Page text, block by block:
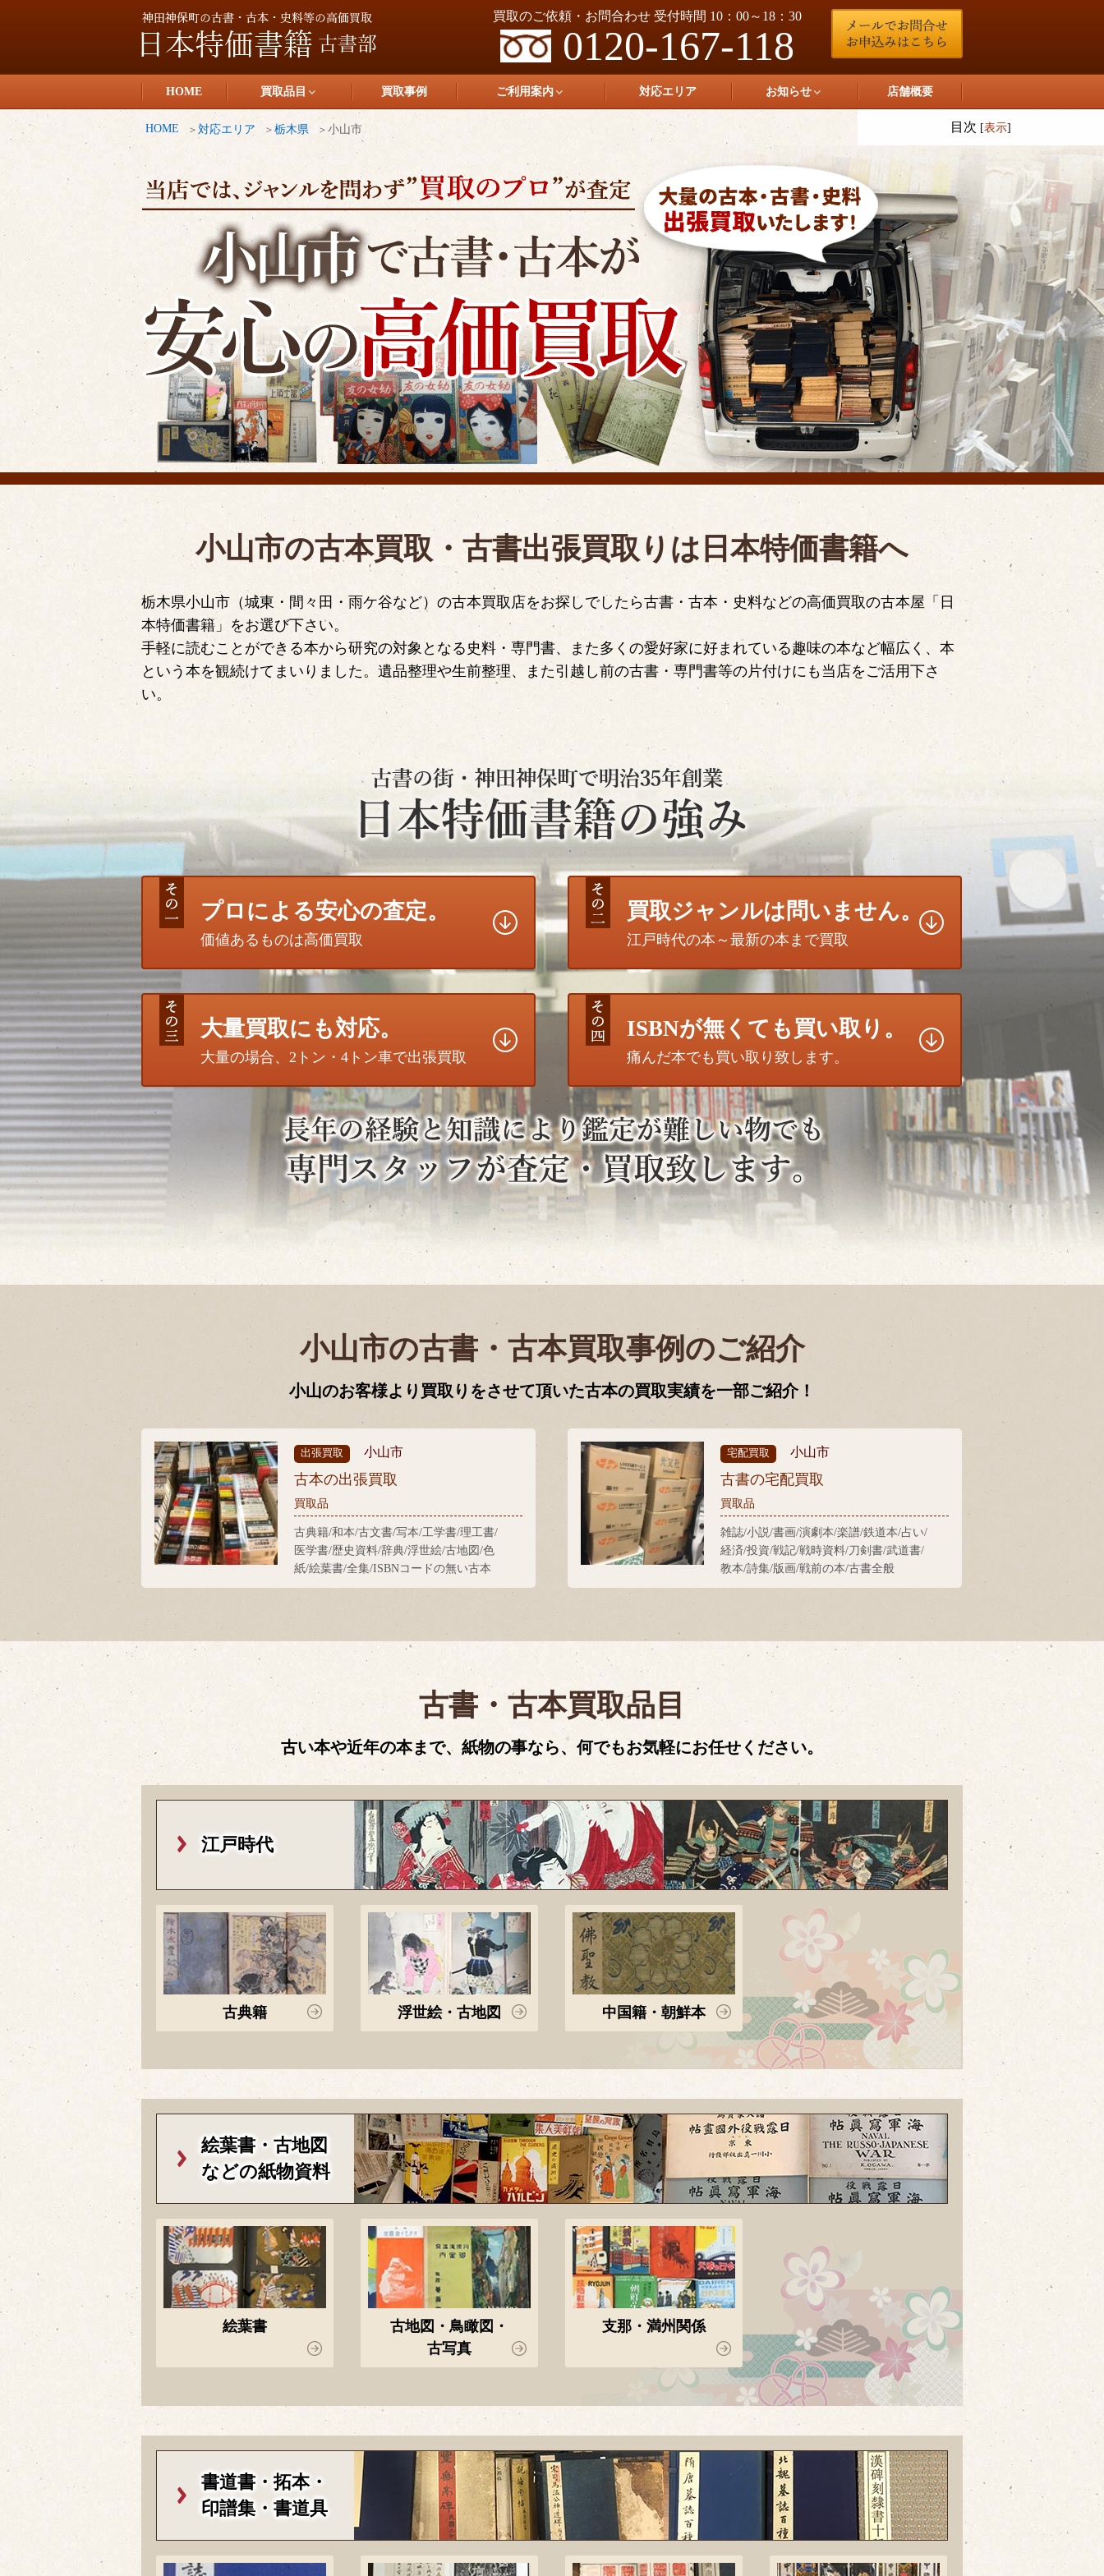
買取のご依頼・お問合わせ 受付時間 10：00～18：30
0120-167-118
日本特価書籍
HOME 買取品目 買取事例 ご利用案内 対応エリア お知らせ 店舗概要
HOME 対応エリア 栃木県 小山市 目次 [表示]
小山市の古本買取・古書出張買取りは日本特価書籍へ
栃木県小山市（城東・間々田・雨ケ谷など）の古本買取店をお探しでしたら古書・古本・史料などの高価買取の古本屋「日
本特価書籍」をお選び下さい。
手軽に読むことができる本から研究の対象となる史料・専門書、また多くの愛好家に好まれている趣味の本など幅広く、本
という本を観続けてまいりました。遺品整理や生前整理、また引越し前の古書・専門書等の片付けにも当店をご活用下さ
い。
プロによる安心の査定。
価値あるものは高価買取
買取ジャンルは問いません。
江戸時代の本～最新の本まで買取
大量買取にも対応。
大量の場合、2トン・4トン車で出張買取
ISBNが無くても買い取り。
痛んだ本でも買い取り致します。
小山市の古書・古本買取事例のご紹介
小山のお客様より買取りをさせて頂いた古本の買取実績を一部ご紹介！
出張買取 小山市
古本の出張買取
買取品
古典籍/和本/古文書/写本/工学書/理工書/
医学書/歴史資料/辞典/浮世絵/古地図/色
紙/絵葉書/全集/ISBNコードの無い古本
宅配買取 小山市
古書の宅配買取
買取品
雑誌/小説/書画/演劇本/楽譜/鉄道本/占い/
経済/投資/戦記/戦時資料/刀剣書/武道書/
教本/詩集/版画/戦前の本/古書全般
古書・古本買取品目
古い本や近年の本まで、紙物の事なら、何でもお気軽にお任せください。
江戸時代
古典籍 浮世絵・古地図 中国籍・朝鮮本
絵葉書・古地図
などの紙物資料
絵葉書
古地図・鳥瞰図・
古写真
支那・満州関係
書道書・拓本・
印譜集・書道具